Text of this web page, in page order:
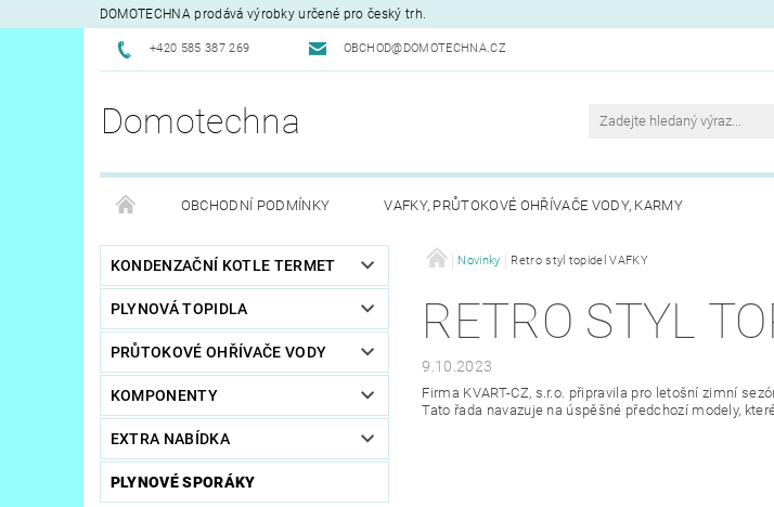
DOMOTECHNA prodává výrobky určené pro český trh.
+420 585 387 269 OBCHOD@DOMOTECHNA.CZ
Domotechna
OBCHODNÍ PODMÍNKY VAFKY, PRŮTOKOVÉ OHŘÍVAČE VODY, KARMY
KONDENZAČNÍ KOTLE TERMET
PLYNOVÁ TOPIDLA
PRŮTOKOVÉ OHŘÍVAČE VODY
KOMPONENTY
EXTRA NABÍDKA
PLYNOVÉ SPORÁKY
Novinky Retro styl topidel VAFKY
RETRO STYL
9.10.2023
Firma KVART-CZ, s.r.o. připravila pro letošní zimní
Tato řada navazuje na úspěšné předchozí modely,